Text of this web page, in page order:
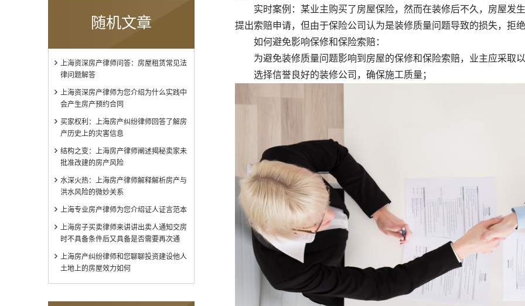
随机文章
上海资深房产律师问答：房屋租赁常见法
律问题解答
上海资深房产律师为您介绍为什么实践中
会产生房产预约合同
买家权利：上海房产纠纷律师回答了解房
产历史上的灾害信息
结构之变：上海房产律师阐述揭秘卖家未
批准改建的房产风险
水深火热：上海房产律师解释解析房产与
洪水风险的微妙关系
上海专业房产律师为您介绍证人证言范本
上海房子买卖律师来讲讲出卖人通知交房
时不具备条件后又具备是否需要再次通
上海房产纠纷律师和您聊聊投资建设他人
土地上的房屋效力如何
实时案例：某业主购买了房屋保险，然而在装修后不久，房屋发
提出索赔申请，但由于保险公司认为是装修质量问题导致的损失，拒
如何避免影响保修和保险索赔：
为避免装修质量问题影响到房屋的保修和保险索赔，业主应采取
选择信誉良好的装修公司，确保施工质量；